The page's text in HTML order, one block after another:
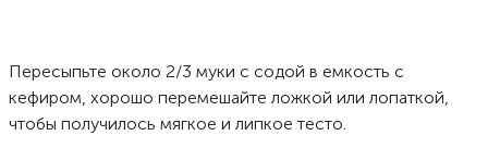
Пересыпьте около 2/3 муки с содой в емкость с
кефиром, хорошо перемешайте ложкой или лопаткой,
чтобы получилось мягкое и липкое тесто.